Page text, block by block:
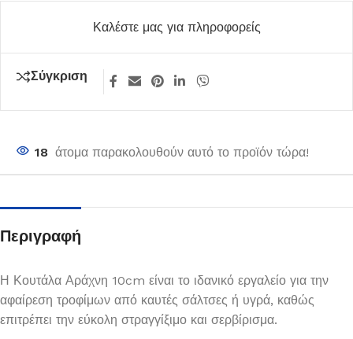
Καλέστε μας για πληροφορείς
Σύγκριση
18 άτομα παρακολουθούν αυτό το προϊόν τώρα!
Περιγραφή
Η Κουτάλα Αράχνη 10cm είναι το ιδανικό εργαλείο για την
αφαίρεση τροφίμων από καυτές σάλτσες ή υγρά, καθώς
επιτρέπει την εύκολη στραγγίξιμο και σερβίρισμα.